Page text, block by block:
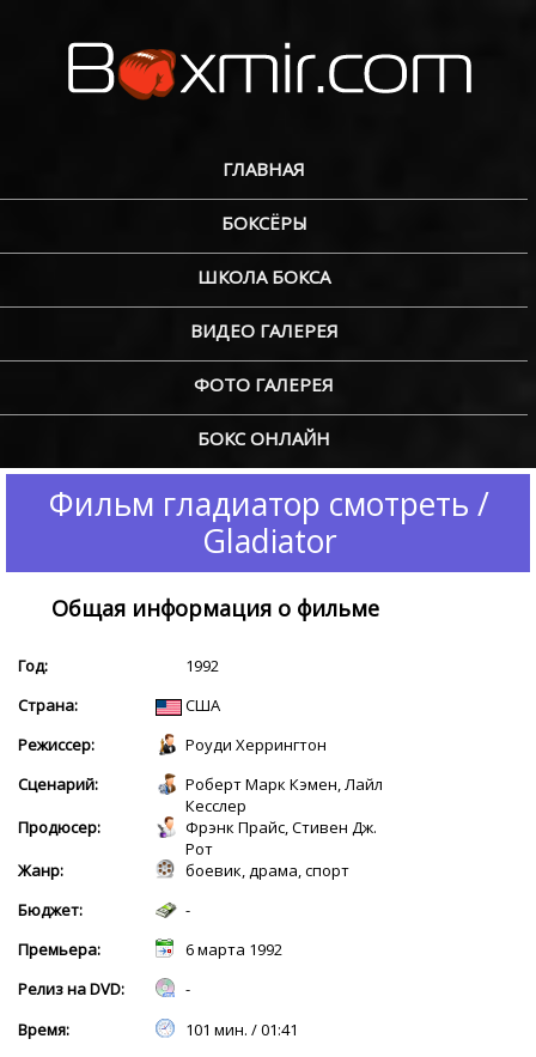
ГЛАВНАЯ
БОКСЁРЫ
ШКОЛА БОКСА
ВИДЕО ГАЛЕРЕЯ
ФОТО ГАЛЕРЕЯ
БОКС ОНЛАЙН
Фильм гладиатор смотреть /
Gladiator
Общая информация о фильме
Год:
1992
Страна:
США
Режиссер:
Роуди Херрингтон
Сценарий:
Роберт Марк Кэмен, Лайл
Кесслер
Продюсер:
Фрэнк Прайс, Стивен Дж.
Рот
Жанр:
боевик, драма, спорт
Бюджет:
-
Премьера:
6 марта 1992
Релиз на DVD:
-
Время:
101 мин. / 01:41